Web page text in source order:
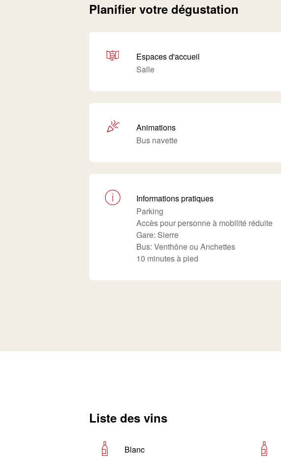
Planifier votre dégustation
Espaces d'accueil
Salle
Animations
Bus navette
Informations pratiques
Parking
Accès pour personne à mobilité réduite
Gare: Sierre
Bus: Venthône ou Anchettes
10 minutes à pied
Liste des vins
Blanc